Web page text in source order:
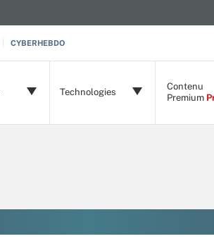
CYBERHEBDO
Technologies
Contenu
Premium